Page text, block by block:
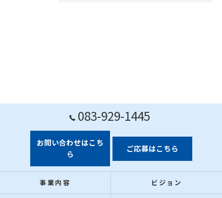
083-929-1445
お問い合わせはこち
ら
ご応募はこちら
事業内容 ビジョン